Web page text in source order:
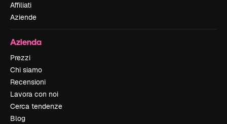
Affiliati
Aziende
Azienda
Prezzi
Chi siamo
Recensioni
Lavora con noi
Cerca tendenze
Blog